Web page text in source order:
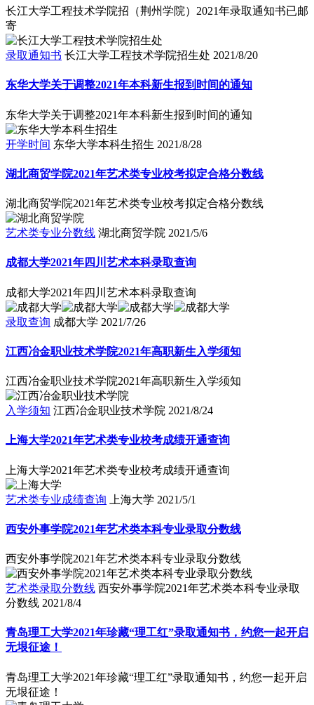
长江大学工程技术学院招（荆州学院）2021年录取通知书已邮
寄
录取通知书 长江大学工程技术学院招生处 2021/8/20
东华大学关于调整2021年本科新生报到时间的通知
东华大学关于调整2021年本科新生报到时间的通知
开学时间 东华大学本科生招生 2021/8/28
湖北商贸学院2021年艺术类专业校考拟定合格分数线
湖北商贸学院2021年艺术类专业校考拟定合格分数线
艺术类专业分数线 湖北商贸学院 2021/5/6
成都大学2021年四川艺术本科录取查询
成都大学2021年四川艺术本科录取查询
录取查询 成都大学 2021/7/26
江西冶金职业技术学院2021年高职新生入学须知
江西冶金职业技术学院2021年高职新生入学须知
入学须知 江西冶金职业技术学院 2021/8/24
上海大学2021年艺术类专业校考成绩开通查询
上海大学2021年艺术类专业校考成绩开通查询
艺术类专业成绩查询 上海大学 2021/5/1
西安外事学院2021年艺术类本科专业录取分数线
西安外事学院2021年艺术类本科专业录取分数线
艺术类录取分数线 西安外事学院2021年艺术类本科专业录取
分数线 2021/8/4
青岛理工大学2021年珍藏“理工红”录取通知书，约您一起开启
无垠征途！
青岛理工大学2021年珍藏“理工红”录取通知书，约您一起开启
无垠征途！